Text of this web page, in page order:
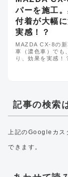
パーを施工
付着が大幅
実感！？
MAZDA CX-8の
車（濃色車）でも
り、効果を実感
記事の検索
上記のGoogleカス
できます。